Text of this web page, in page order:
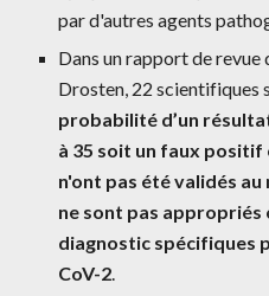
par d'autres agents
Dans un rapport de revue
Drosten, 22 scientifiques
probabilité d’un
à 35 soit un faux positif
n'ont pas été validés
ne sont pas appropriés
diagnostic spécifiques
CoV-2.